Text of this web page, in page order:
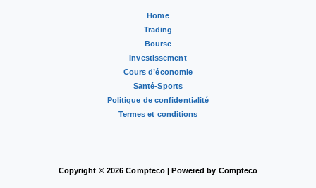
Home
Trading
Bourse
Investissement
Cours d’économie
Santé-Sports
Politique de confidentialité
Termes et conditions
Copyright © 2026 Compteco | Powered by Compteco